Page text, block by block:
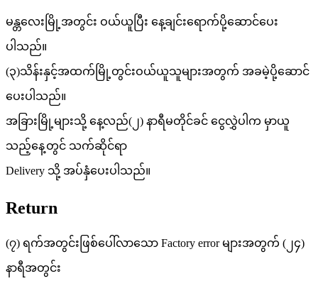
မန္တလေးမြို့အတွင်း ဝယ်ယူပြီး နေ့ချင်းရောက်ပို့ဆောင်ပေး
ပါသည်။
(၃)သိန်းနှင့်အထက်မြို့တွင်းဝယ်ယူသူများအတွက် အခမဲ့ပို့ဆောင်
ပေးပါသည်။
အခြားမြို့များသို့ နေ့လည်(၂) နာရီမတိုင်ခင် ငွေလွှဲပါက မှာယူ
သည့်နေ့တွင် သက်ဆိုင်ရာ
Delivery သို့ အပ်နှံပေးပါသည်။
Return
(၇) ရက်အတွင်းဖြစ်ပေါ်လာသော Factory error များအတွက် (၂၄)
နာရီအတွင်း